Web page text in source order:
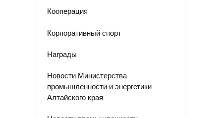
Кооперация
Корпоративный спорт
Награды
Новости Министерства
промышленности и энергетики
Алтайского края